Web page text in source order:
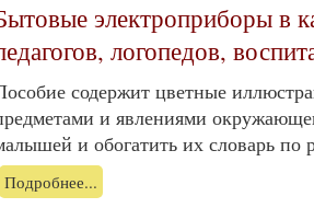
электроприборы в
логопедов,
содержит цветные
и явлениями
и обогатить их словарь по
Подробнее...